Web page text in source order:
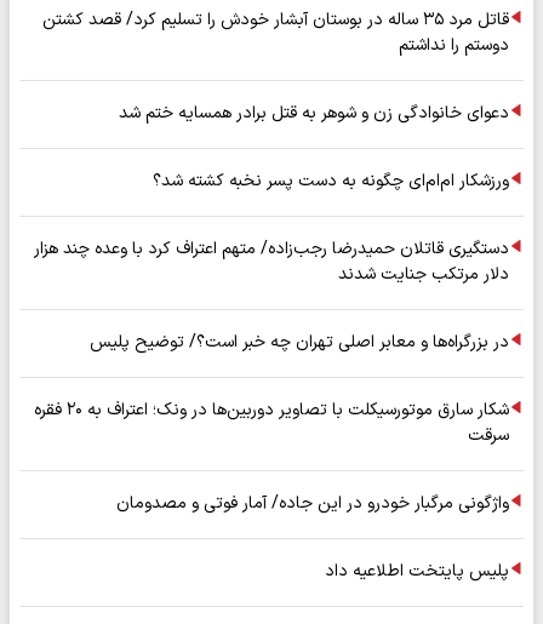
قاتل مرد ۳۵ ساله در بوستان آبشار خودش را تسلیم کرد/ قصد کشتن
دوستم را نداشتم
دعوای خانوادگی زن و شوهر به قتل برادر همسایه ختم شد
ورزشکار ام‌ام‌ای چگونه به دست پسر نخبه کشته شد؟
دستگیری قاتلان حمیدرضا رجب‌زاده/ متهم اعتراف کرد با وعده چند هزار
دلار مرتکب جنایت شدند
در بزرگراه‌ها و معابر اصلی تهران چه خبر است؟/ توضیح پلیس
شکار سارق موتورسیکلت با تصاویر دوربین‌ها در ونک؛ اعتراف به ۲۰ فقره
سرقت
واژگونی مرگبار خودرو در این جاده/ آمار فوتی و مصدومان
پلیس پایتخت اطلاعیه داد